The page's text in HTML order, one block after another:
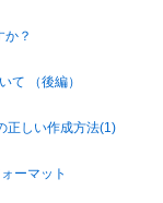
？
て （後編）
正しい作成方法(1)
ーマット